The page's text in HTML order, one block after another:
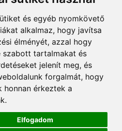
és egyéb nyomkövető
alkalmaz, hogy javítsa
élményét, azzal hogy
szabott tartalmakat és
jelenít meg, és
forgalmát, hogy
honnan érkeztek a
Elfogadom
gazdaggá, maga sem
azzá."
jog fenntartva.
Feliratkozás